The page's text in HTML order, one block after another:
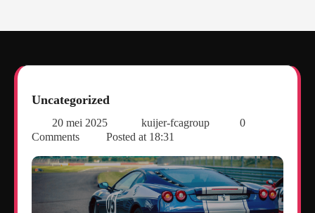
Uncategorized
20 mei 2025 kuijer-fcagroup
0
Comments
Posted at 18:31